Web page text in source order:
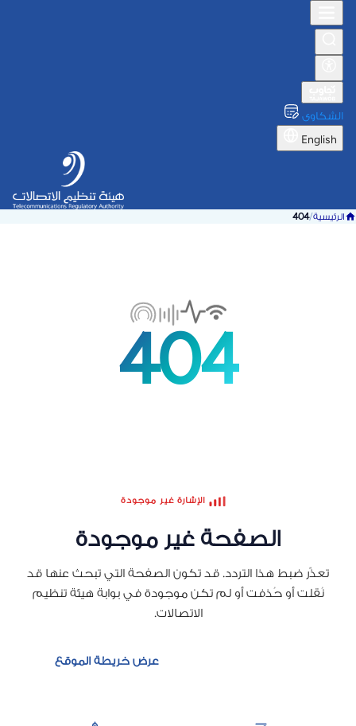
الشكاوى
English
الرئيسية/
404
404
الإشارة غير موجودة
الصفحة غير موجودة
تعذّر ضبط هذا التردد. قد تكون الصفحة التي تبحث عنها قد
نُقلت أو حُذفت أو لم تكن موجودة في بوابة هيئة تنظيم
الاتصالات.
عرض خريطة الموقع